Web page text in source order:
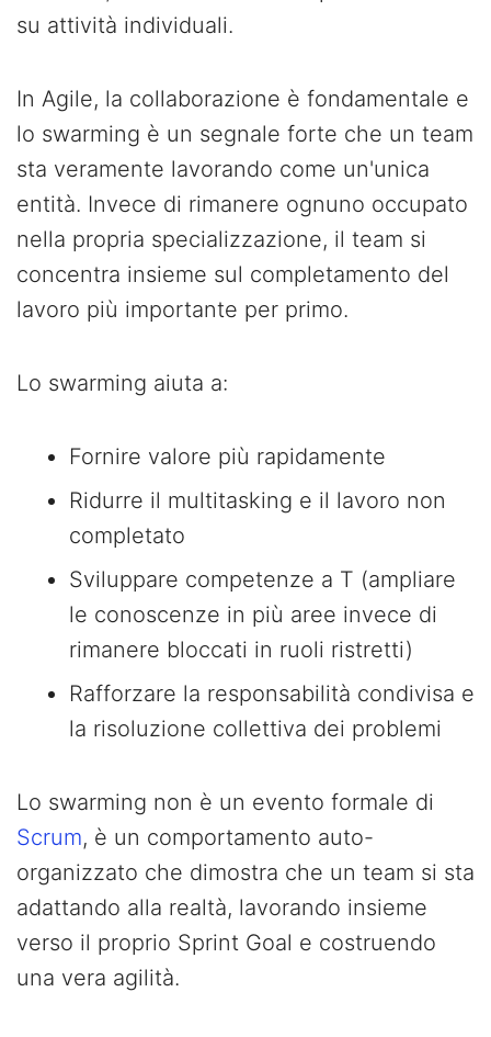
su attività individuali.
In Agile, la collaborazione è fondamentale e
lo swarming è un segnale forte che un team
sta veramente lavorando come un'unica
entità. Invece di rimanere ognuno occupato
nella propria specializzazione, il team si
concentra insieme sul completamento del
lavoro più importante per primo.
Lo swarming aiuta a:
Fornire valore più rapidamente
Ridurre il multitasking e il lavoro non
completato
Sviluppare competenze a T (ampliare
le conoscenze in più aree invece di
rimanere bloccati in ruoli ristretti)
Rafforzare la responsabilità condivisa e
la risoluzione collettiva dei problemi
Lo swarming non è un evento formale di
Scrum, è un comportamento auto-
organizzato che dimostra che un team si sta
adattando alla realtà, lavorando insieme
verso il proprio Sprint Goal e costruendo
una vera agilità.